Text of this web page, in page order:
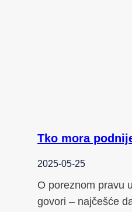
Tko mora
2025-05-25
O poreznom pravu
govori – najčešće